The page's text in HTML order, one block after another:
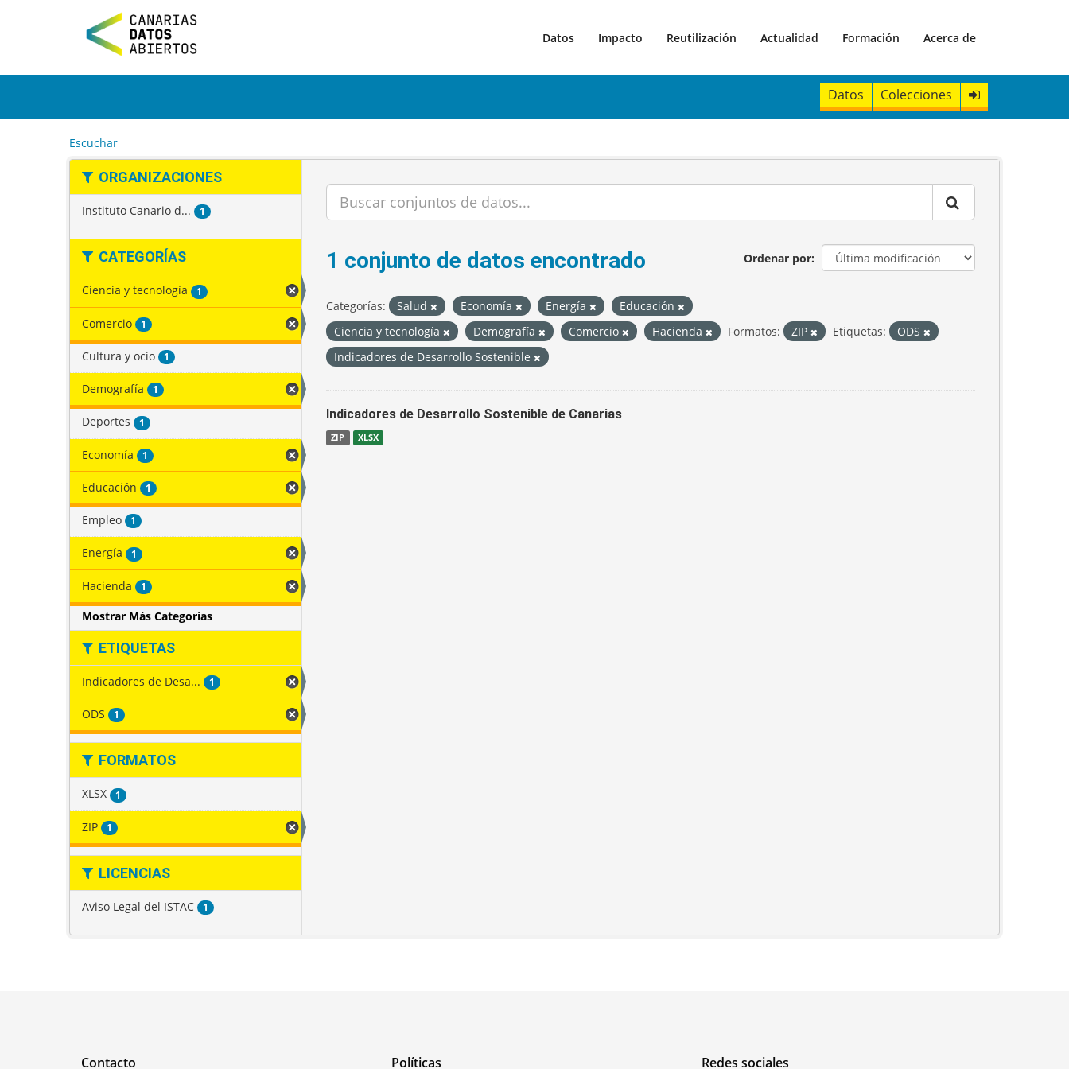
t
Datos Impacto Reutilización Actualidad Formación Acerca de
Datos Colecciones
Escuchar
ORGANIZACIONES
Instituto Canario d... 1
CATEGORÍAS
Ciencia y tecnología 1
Comercio 1
Cultura y ocio 1
Demografía 1
Deportes 1
Economía 1
Educación 1
Empleo 1
Energía 1
Hacienda 1
Mostrar Más Categorías
ETIQUETAS
Indicadores de Desa... 1
ODS 1
FORMATOS
XLSX 1
ZIP 1
LICENCIAS
Aviso Legal del ISTAC 1
Ordenar por
1 conjunto de datos encontrado
Categorías: Salud Economía Energía
Educación
Ciencia y tecnología
Demografía Comercio Hacienda Formatos: ZIP Etiquetas:
ODS
Indicadores de Desarrollo Sostenible
Indicadores de Desarrollo Sostenible de Canarias
ZIP XLSX
Contacto Políticas Redes sociales